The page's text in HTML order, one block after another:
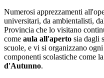
Numerosi apprezzamenti
universitari, da ambientalisti,
Provincia che lo visitano
come aula all'aperto sia dagli
scuole, e vi si organizzano
componenti scolastiche come la
d'Autunno.